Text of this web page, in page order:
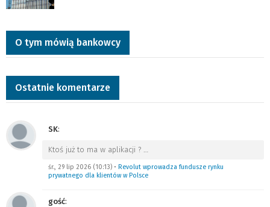
O tym mówią bankowcy
Ostatnie komentarze
SK:
Ktoś już to ma w aplikacji ? …
śr., 29 lip 2026 (10:13) • Revolut wprowadza fundusze rynku
prywatnego dla klientów w Polsce
gość: